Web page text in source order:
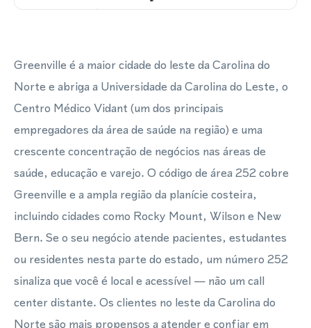
Greenville é a maior cidade do leste da Carolina do
Norte e abriga a Universidade da Carolina do Leste, o
Centro Médico Vidant (um dos principais
empregadores da área de saúde na região) e uma
crescente concentração de negócios nas áreas de
saúde, educação e varejo. O código de área 252 cobre
Greenville e a ampla região da planície costeira,
incluindo cidades como Rocky Mount, Wilson e New
Bern. Se o seu negócio atende pacientes, estudantes
ou residentes nesta parte do estado, um número 252
sinaliza que você é local e acessível — não um call
center distante. Os clientes no leste da Carolina do
Norte são mais propensos a atender e confiar em